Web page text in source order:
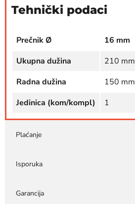
Tehnički podaci
Prečnik Ø
16 mm
Ukupna dužina
210 mm
Radna dužina
150 mm
Jedinica (kom/kompl)
1
Plaćanje
Isporuka
Garancija